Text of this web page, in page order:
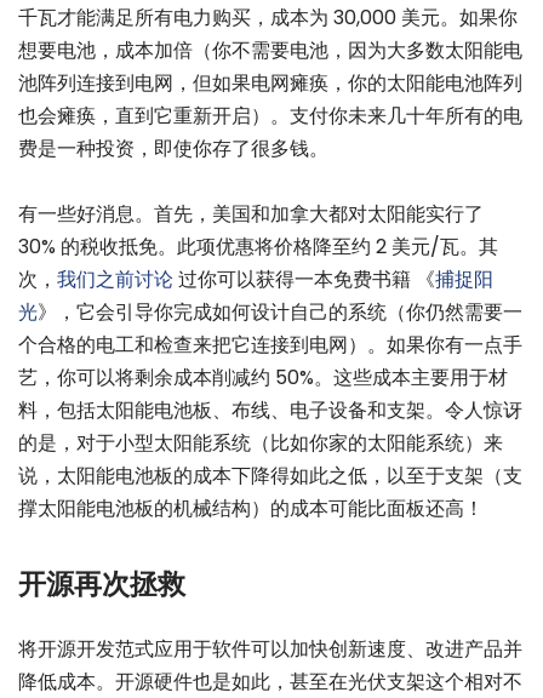
千瓦才能满足所有电力购买，成本为 30,000 美元。如果你
想要电池，成本加倍（你不需要电池，因为大多数太阳能电
池阵列连接到电网，但如果电网瘫痪，你的太阳能电池阵列
也会瘫痪，直到它重新开启）。支付你未来几十年所有的电
费是一种投资，即使你存了很多钱。
有一些好消息。首先，美国和加拿大都对太阳能实行了
30% 的税收抵免。此项优惠将价格降至约 2 美元/瓦。其
次， 我们之前讨论过你可以获得一本免费书籍 《捕捉阳
光》，它会引导你完成如何设计自己的系统（你仍然需要一
个合格的电工和检查来把它连接到电网）。如果你有一点手
艺，你可以将剩余成本削减约 50%。这些成本主要用于材
料，包括太阳能电池板、布线、电子设备和支架。令人惊讶
的是，对于小型太阳能系统（比如你家的太阳能系统）来
说，太阳能电池板的成本下降得如此之低，以至于支架（支
撑太阳能电池板的机械结构）的成本可能比面板还高！
开源再次拯救
将开源开发范式应用于软件可以加快创新速度、改进产品并
降低成本。开源硬件也是如此，甚至在光伏支架这个相对不